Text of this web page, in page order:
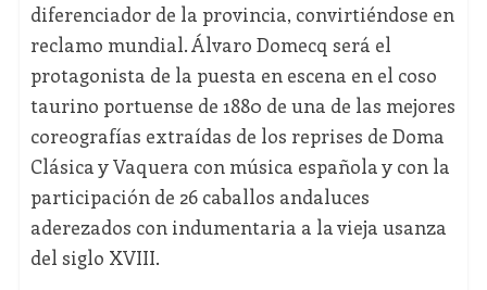
diferenciador de la provincia, convirtiéndose en
reclamo mundial. Álvaro Domecq será el
protagonista de la puesta en escena en el coso
taurino portuense de 1880 de una de las mejores
coreografías extraídas de los reprises de Doma
Clásica y Vaquera con música española y con la
participación de 26 caballos andaluces
aderezados con indumentaria a la vieja usanza
del siglo XVIII.